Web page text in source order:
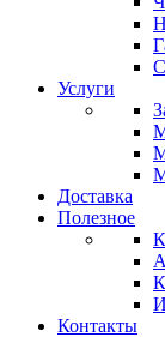
Услуги
Доставка
Полезное
Контакты